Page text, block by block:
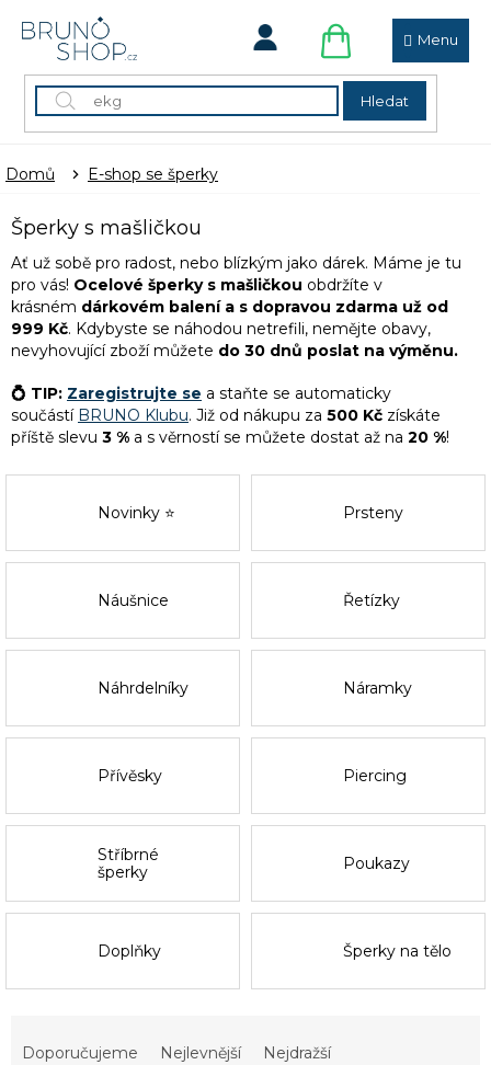
Hledat
NÁKUPNÍ
KOŠÍK
Domů E-shop se šperky
Šperky s mašličkou
Ať už sobě pro radost, nebo blízkým jako dárek. Máme je tu
pro vás! Ocelové šperky s mašličkou obdržíte v
krásném dárkovém balení a s dopravou zdarma už od
999 Kč. Kdybyste se náhodou netrefili, nemějte obavy,
nevyhovující zboží můžete do 30 dnů poslat na výměnu.
💍 TIP: Zaregistrujte se a staňte se automaticky
součástí BRUNO Klubu. Již od nákupu za 500 Kč získáte
příště slevu 3 % a s věrností se můžete dostat až na 20 %!
Novinky ⭐ Prsteny
Náušnice Řetízky
Náhrdelníky Náramky
Přívěsky Piercing
Stříbrné
šperky
Poukazy
Doplňky Šperky na tělo
Doporučujeme Nejlevnější Nejdražší